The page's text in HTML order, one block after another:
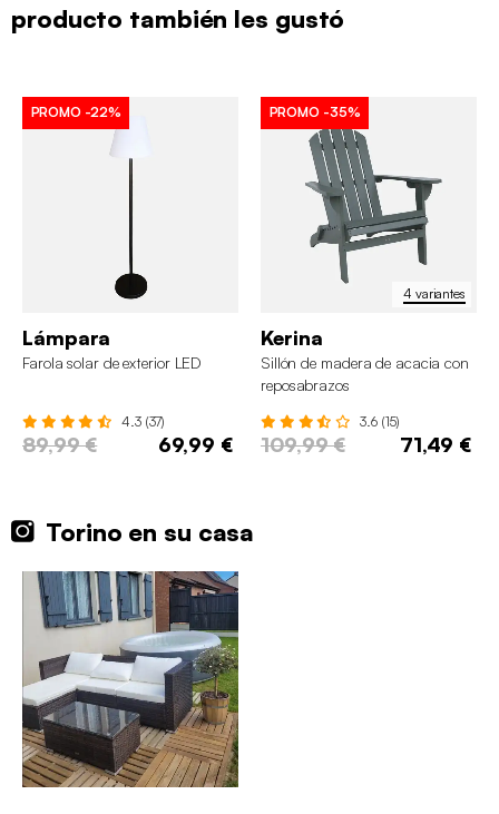
producto también les gustó
PROMO -22%
Lámpara
Farola solar de exterior LED
4.3 (37)
89,99 € 69,99 €
4 variantes
PROMO -35%
Kerina
Sillón de madera de acacia con
reposabrazos
3.6 (15)
109,99 € 71,49 €
Torino en su casa